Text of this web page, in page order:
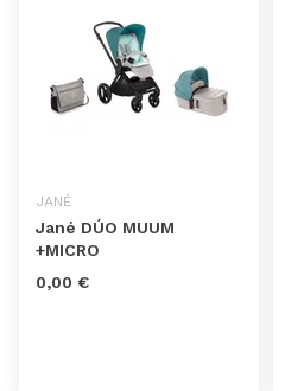
JANÉ
Jané DÚO MUUM
+MICRO
0,00 €